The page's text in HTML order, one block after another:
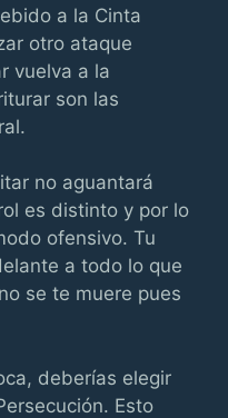
a la Cinta
otro ataque
vuelva a la
son las
no aguantará
es distinto y por lo
ofensivo. Tu
a todo lo que
se te muere pues
deberías elegir
Esto